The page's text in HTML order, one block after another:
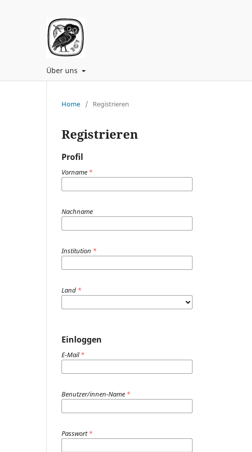
Über uns
Home / Registrieren
Registrieren
Profil
Vorname *
Nachname
Institution *
Land *
Einloggen
E-Mail*
Benutzer/innen-Name *
Passwort*